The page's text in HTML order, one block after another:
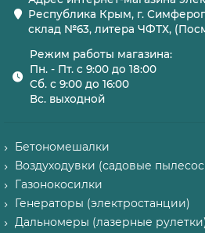
Республика Крым, г.
склад №63, литера ЧФТХ,
Режим работы магазина:
Пн. - Пт. с 9:00 до 18:00
Сб. с 9:00 до 16:00
Вс. выходной
Бетономешалки
Воздуходувки (садовые
Газонокосилки
Генераторы (электростанции)
Дальномеры (лазерные